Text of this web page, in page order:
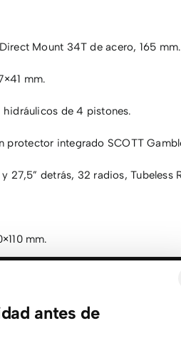
Mount 34T de acero, 165 mm.
mm.
de 4 pistones.
protector integrado SCOTT
27,5” detrás, 32 radios, Tubeless
mm.
con rodamientos sellados.
antes de